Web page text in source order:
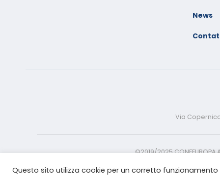
News
Via Copernico
©2019/2025 CONFEUROPA
Questo sito utilizza cookie per un corretto